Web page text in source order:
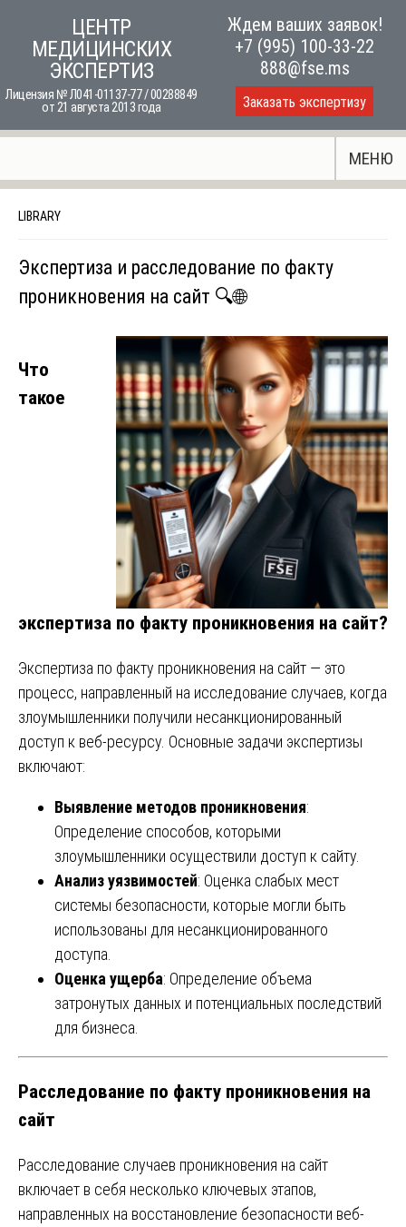
content
ЦЕНТР
МЕДИЦИНСКИХ
ЭКСПЕРТИЗ
Лицензия № Л041-01137-77 / 00288849
от 21 августа 2013 года
Ждем ваших заявок!
+7 (995) 100-33-22
888@fse.ms
Заказать экспертизу
МЕНЮ
LIBRARY
Экспертиза и расследование по факту
проникновения на сайт 🔍🌐
Что
такое
экспертиза по факту проникновения на сайт?
Экспертиза по факту проникновения на сайт — это
процесс, направленный на исследование случаев, когда
злоумышленники получили несанкционированный
доступ к веб-ресурсу. Основные задачи экспертизы
включают:
Выявление методов проникновения:
Определение способов, которыми
злоумышленники осуществили доступ к сайту.
Анализ уязвимостей: Оценка слабых мест
системы безопасности, которые могли быть
использованы для несанкционированного
доступа.
Оценка ущерба: Определение объема
затронутых данных и потенциальных последствий
для бизнеса.
Расследование по факту проникновения на
сайт
Расследование случаев проникновения на сайт
включает в себя несколько ключевых этапов,
направленных на восстановление безопасности веб-